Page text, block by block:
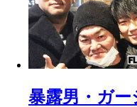
暴露男・ガ